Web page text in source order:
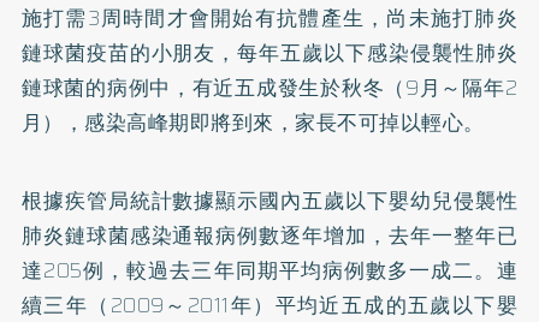
施打需3周時間才會開始有抗體產生，尚未施打肺炎
鏈球菌疫苗的小朋友，每年五歲以下感染侵襲性肺炎
鏈球菌的病例中，有近五成發生於秋冬（9月～隔年2
月），感染高峰期即將到來，家長不可掉以輕心。
根據疾管局統計數據顯示國內五歲以下嬰幼兒侵襲性
肺炎鏈球菌感染通報病例數逐年增加，去年一整年已
達205例，較過去三年同期平均病例數多一成二。連
續三年（2009～2011年）平均近五成的五歲以下嬰